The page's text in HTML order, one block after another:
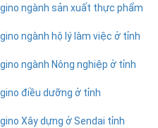
ngành sản xuất thực phẩm
ngành hộ lý làm việc ở tỉnh
ngành Nông nghiệp ở tỉnh
điều dưỡng ở tỉnh
Xây dựng ở Sendai tỉnh